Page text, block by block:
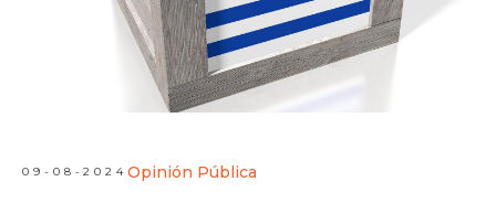
09-08-2024Opinión Pública